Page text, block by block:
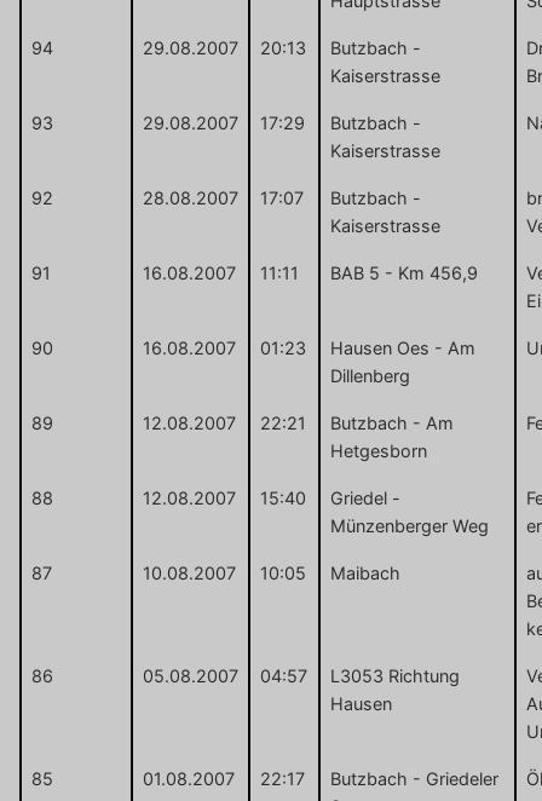
94 29.08.2007 20:13
Butzbach -
Kaiserstrasse
93 29.08.2007 17:29
Butzbach -
Kaiserstrasse
92 28.08.2007 17:07
Butzbach -
Kaiserstrasse
91 16.08.2007 11:11 BAB 5 - Km 456,9
90 16.08.2007 01:23
Hausen Oes - Am
Dillenberg
89 12.08.2007 22:21
Butzbach - Am
Hetgesborn
88 12.08.2007 15:40
Griedel -
Münzenberger Weg
87 10.08.2007 10:05 Maibach
86 05.08.2007 04:57
L3053 Richtung
Hausen
85 01.08.2007 22:17
Butzbach - Griedeler